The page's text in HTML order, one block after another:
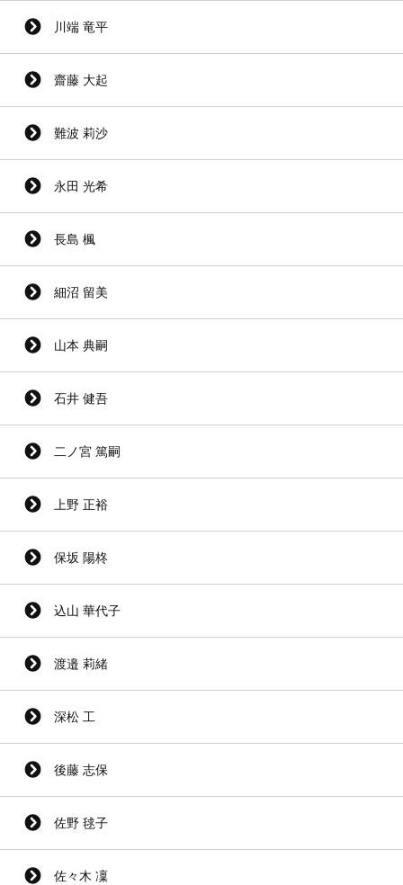
川端 竜平
齋藤 大起
難波 莉沙
永田 光希
長島 楓
細沼 留美
山本 典嗣
石井 健吾
二ノ宮 篤嗣
上野 正裕
保坂 陽柊
込山 華代子
渡邉 莉緒
深松 工
後藤 志保
佐野 毬子
佐々木 凜